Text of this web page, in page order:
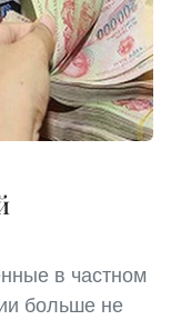
в частном
больше не